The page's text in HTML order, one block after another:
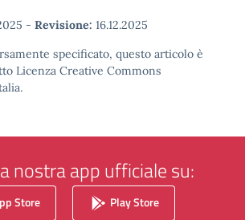
- Revisione: 16.12.2025
specificato, questo articolo è
Licenza Creative Commons
nostra app ufficiale su:
Store Play Store